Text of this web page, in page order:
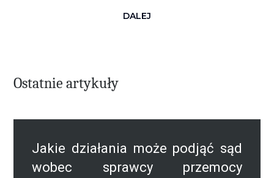
DALEJ
Ostatnie artykuły
Jakie działania może podjąć sąd
wobec sprawcy przemocy